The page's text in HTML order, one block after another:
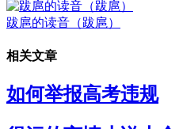
跋扈的读音（跋扈）
相关文章
如何举报高考违规